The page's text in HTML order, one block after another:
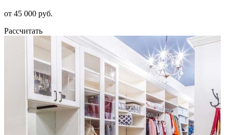
от 45 000 руб.
Рассчитать